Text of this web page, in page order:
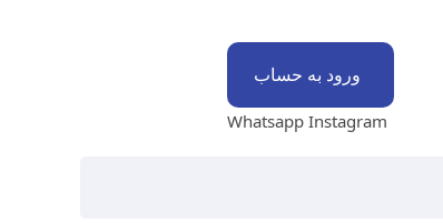
ورود به حساب
Whatsapp Instagram